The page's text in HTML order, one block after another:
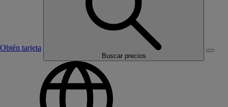
Obtén tarjeta
Buscar precios